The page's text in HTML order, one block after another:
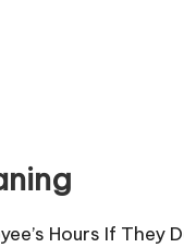
Hours If They